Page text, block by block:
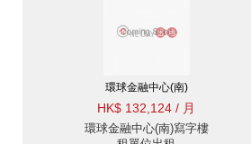
環球金融中心(南)
HK$ 132,124 / 月
環球金融中心(南)寫字樓